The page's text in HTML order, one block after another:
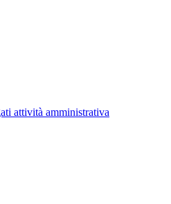
attività amministrativa